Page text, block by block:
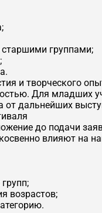
группами;
и творческого
Для младших
от дальнейших
до подачи
влияют на
возрастов;